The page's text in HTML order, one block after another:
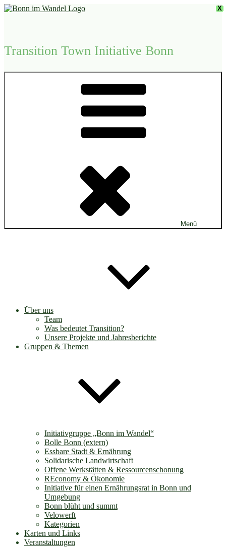
Zum
Transition Town Initiative Bonn
Menü
Über uns
Team
Was bedeutet Transition?
Unsere Projekte und Jahresberichte
Gruppen & Themen
Initiativgruppe „Bonn im Wandel“
Bolle Bonn (extern)
Essbare Stadt & Ernährung
Solidarische Landwirtschaft
Offene Werkstätten & Ressourcenschonung
REconomy & Ökonomie
Initiative für einen Ernährungsrat in Bonn und
Umgebung
Bonn blüht und summt
Velowerft
Kategorien
Karten und Links
Veranstaltungen
X